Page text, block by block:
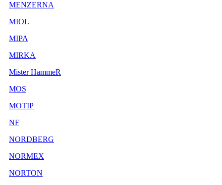
MENZERNA
MIOL
MIPA
MIRKA
Mister HammeR
MOS
MOTIP
NF
NORDBERG
NORMEX
NORTON